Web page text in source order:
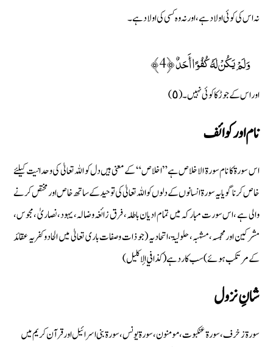
نہ اس کی کوئی اولاد ہے، اور نہ وہ کسی کی اولاد ہے۔
وَلَمْ يَكُنْ لَهُ كُفُوًا أَحَدٌ ﴿4﴾
اور اس کے جوڑ کا کوئی نہیں۔ (٥)
نام اور کوائف
اس سورة کا نام سورة الاخلاص ہے ”اخلاص“ کے معنی ہیں دل کو اللہ تعالیٰ کی وحدانیت کیلئے
خاص کرنا گویا یہ سورة انسانوں کے دلوں کو اللہ تعالیٰ کی توحید کے ساتھ خاص اور مختص کرنے
والی ہے ،اس سورت مبارکہ میں تمام ادیان باطلہ، فرق زائغہ وضالہ، یہود، نصاریٰ ، مجوس،
مشرکین اور مجمسہ، مشہبہ، حلولیۃ، اتحادیہ (جو ذات وصفات باری تعالیٰ میں الحادوکفریہ عقائد
کے مرتکب ہوئے) سب کا رد ہے (کذافي الإکلیل)
شانِ نزول
سورة زخرف ، سورة عنکبوت، مومنون ، سورة یونس ، سورة بنی اسرائیل اور قرآن کریم میں